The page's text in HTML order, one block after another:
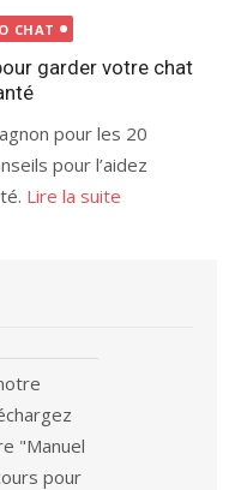
CHAT
garder votre chat
pour les 20
pour l’aidez
Lire la suite
"Manuel
pour